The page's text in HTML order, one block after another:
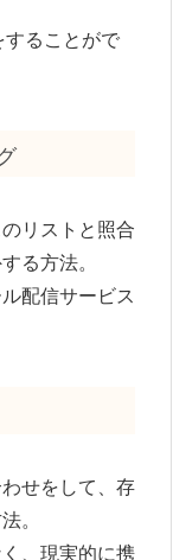
ることがで
リストと照合
る方法。
配信サービス
せをして、存
。
、現実的に携